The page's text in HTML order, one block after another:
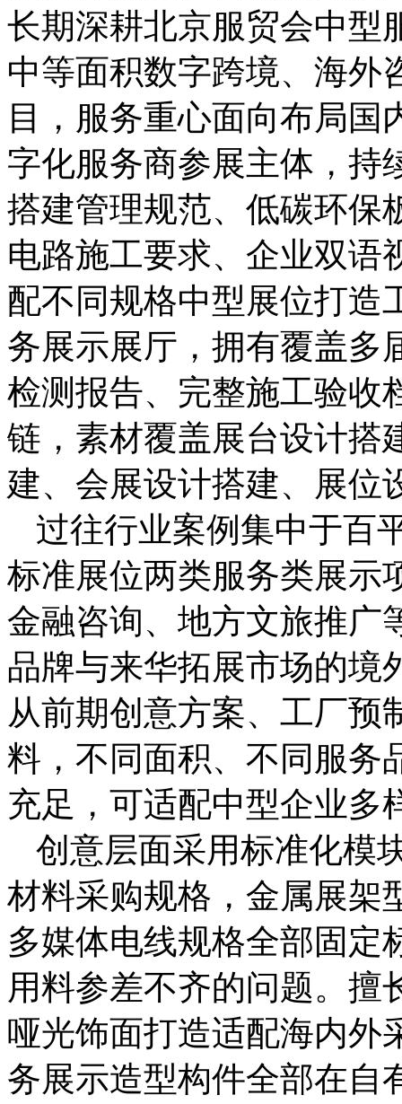
长期深耕北京服贸会中型
中等面积数字跨境、海外
目，服务重心面向布局国
字化服务商参展主体，持
搭建管理规范、低碳环保
电路施工要求、企业双语
配不同规格中型展位打造
务展示展厅，拥有覆盖多
检测报告、完整施工验收
链，素材覆盖展台设计搭
建、会展设计搭建、展位
过往行业案例集中于百
标准展位两类服务类展示
金融咨询、地方文旅推广
品牌与来华拓展市场的境
从前期创意方案、工厂预
料，不同面积、不同服务
充足，可适配中型企业多
创意层面采用标准化模
材料采购规格，金属展架
多媒体电线规格全部固定
用料参差不齐的问题。擅
哑光饰面打造适配海内外
务展示造型构件全部在自